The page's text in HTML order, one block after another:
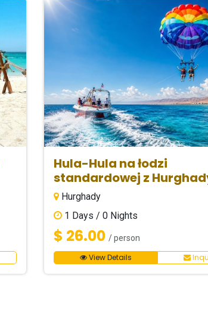
Hula-Hula na łodzi
standardowej z
Hurghady
1 Days / 0 Nights
$ 26.00 / person
View Details